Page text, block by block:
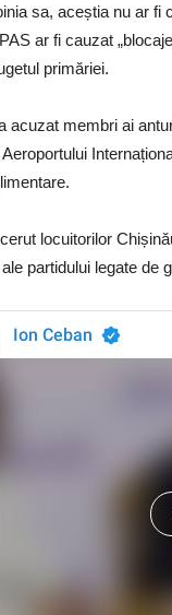
sa, aceștia nu ar
ar fi cauzat
primăriei.
acuzat membri ai
locuitorilor
partidului legate de